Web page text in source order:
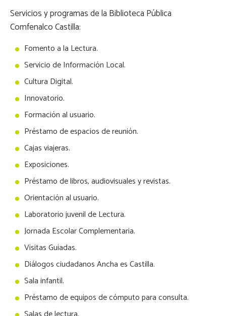
Servicios y programas de la Biblioteca Pública
Comfenalco Castilla:
Fomento a la Lectura.
Servicio de Información Local.
Cultura Digital.
Innovatorio.
Formación al usuario.
Préstamo de espacios de reunión.
Cajas viajeras.
Exposiciones.
Préstamo de libros, audiovisuales y revistas.
Orientación al usuario.
Laboratorio juvenil de Lectura.
Jornada Escolar Complementaria.
Visitas Guiadas.
Diálogos ciudadanos Ancha es Castilla.
Sala infantil.
Préstamo de equipos de cómputo para consulta.